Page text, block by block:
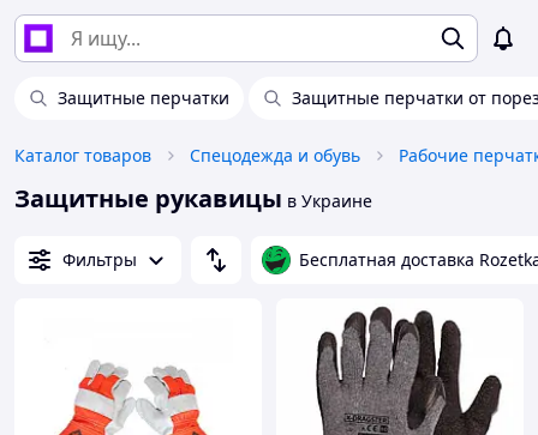
Защитные перчатки Защитные перчатки от
Каталог товаров Спецодежда и обувь Рабочие
Защитные рукавицы в Украине
Фильтры Бесплатная доставка